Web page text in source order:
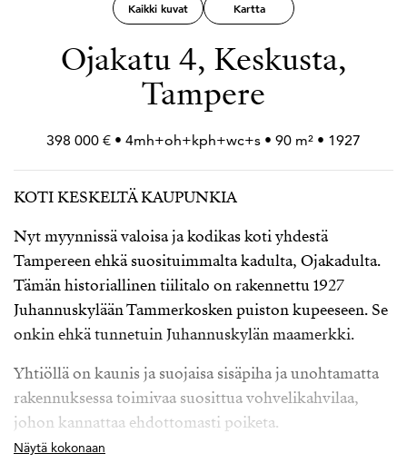
Kaikki kuvat Kartta
Ojakatu 4, Keskusta,
Tampere
398 000 € • 4mh+oh+kph+wc+s • 90 m² • 1927
KOTI KESKELTÄ KAUPUNKIA
Nyt myynnissä valoisa ja kodikas koti yhdestä
Tampereen ehkä suosituimmalta kadulta, Ojakadulta.
Tämän historiallinen tiilitalo on rakennettu 1927
Juhannuskylään Tammerkosken puiston kupeeseen. Se
onkin ehkä tunnetuin Juhannuskylän maamerkki.
Yhtiöllä on kaunis ja suojaisa sisäpiha ja unohtamatta
rakennuksessa toimivaa suosittua vohvelikahvilaa,
johon kannattaa ehdottomasti poiketa.
Tässä kauniissa historiallisessa talossa on persoonallisia
Näytä kokonaan